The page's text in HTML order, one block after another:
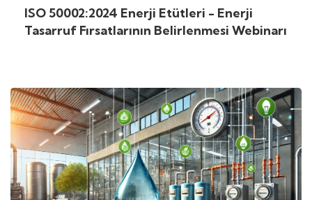
ISO 50002:2024 Enerji Etütleri - Enerji
Tasarruf Fırsatlarının Belirlenmesi Webinarı